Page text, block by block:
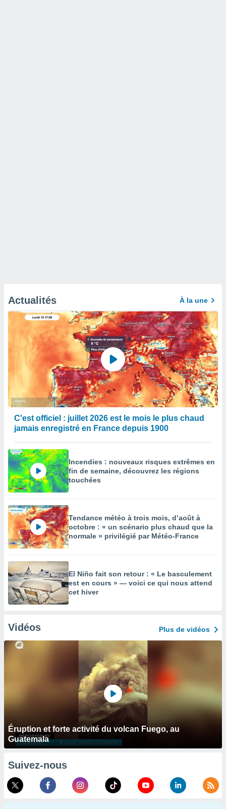
Actualités À la une
C'est officiel : juillet 2026 est le mois le plus chaud
jamais enregistré en France depuis 1900
Incendies : nouveaux risques extrêmes en
fin de semaine, découvrez les régions
touchées
Tendance météo à trois mois, d’août à
octobre : « un scénario plus chaud que la
normale » privilégié par Météo-France
El Niño fait son retour : « Le basculement
est en cours » — voici ce qui nous attend
cet hiver
Vidéos Plus de vidéos
Éruption et forte activité du volcan Fuego, au
Guatemala
Suivez-nous